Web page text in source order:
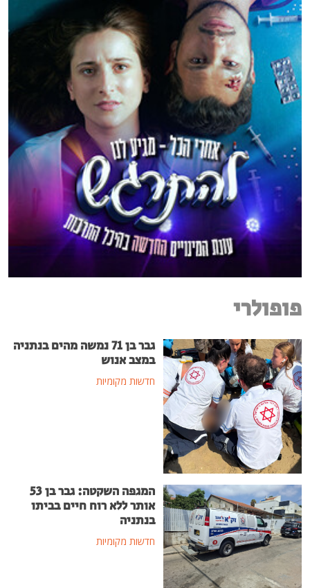
פופולרי
גבר בן 71 נמשה מהים בנתניה
במצב אנוש
חדשות מקומיות
המגפה השקטה: גבר בן 53
אותר ללא רוח חיים בביתו
בנתניה
חדשות מקומיות